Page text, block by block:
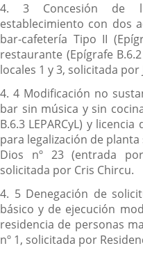
4. 3 Concesión de
establecimiento con dos
bar-cafetería Tipo II
restaurante (Epígrafe B.6.2
locales 1 y 3, solicitada por
4. 4 Modificación no
bar sin música y sin
B.6.3 LEPARCyL) y
para legalización de
Dios nº 23 (entrada
solicitada por Cris Chircu.
4. 5 Denegación de
básico y de ejecución
residencia de personas
nº 1, solicitada por